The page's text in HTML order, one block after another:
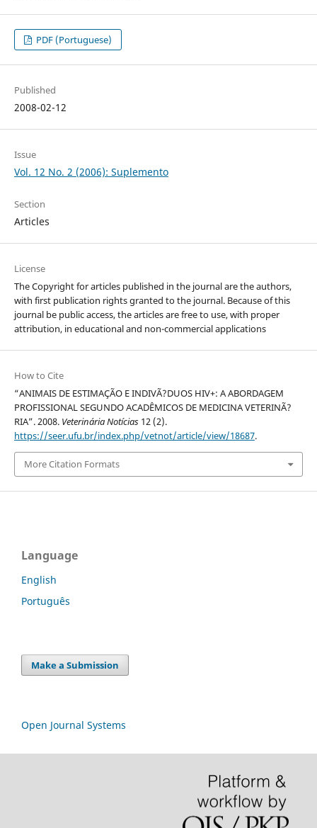
PDF (Portuguese)
Published
2008-02-12
Issue
Vol. 12 No. 2 (2006): Suplemento
Section
Articles
License
The Copyright for articles published in the journal are the authors,
with first publication rights granted to the journal. Because of this
journal be public access, the articles are free to use, with proper
attribution, in educational and non-commercial applications
How to Cite
“ANIMAIS DE ESTIMAÇÃO E INDIVÃ?DUOS HIV+: A ABORDAGEM
PROFISSIONAL SEGUNDO ACADÊMICOS DE MEDICINA VETERINÃ?
RIA”. 2008. Veterinária Notícias12 (2).
https://seer.ufu.br/index.php/vetnot/article/view/18687.
More Citation Formats
Language
English
Português
Make a Submission
Open Journal Systems